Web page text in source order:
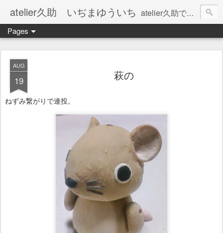
atelier久助 いぢまゆういち atelier久助では土と火から暖かなモノたちを生み出しています。 ご覧になられた方が和んで頂ければ幸いです。
Pages
AUG
19 萩の
ねずみ繋がりで連投。